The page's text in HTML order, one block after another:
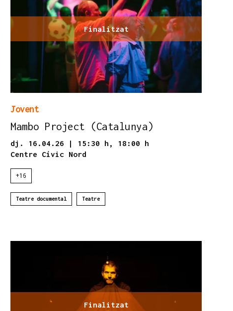
Finalitzat
Jovent
Mambo Project (Catalunya)
dj. 16.04.26 | 15:30 h,
18:00 h
Centre Cívic Nord
+16
Teatre documental Teatre
Finalitzat